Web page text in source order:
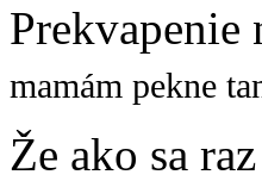
Prekvapenie
mamám pekne
Že ako sa